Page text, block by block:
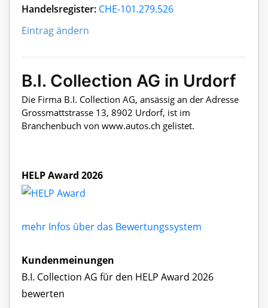
Handelsregister: CHE-101.279.526
Eintrag ändern
B.I. Collection AG in Urdorf
Die Firma B.I. Collection AG, ansässig an der Adresse
Grossmattstrasse 13, 8902 Urdorf, ist im
Branchenbuch von www.autos.ch gelistet.
HELP Award 2026
mehr Infos über das Bewertungssystem
Kundenmeinungen
B.I. Collection AG für den HELP Award 2026
bewerten